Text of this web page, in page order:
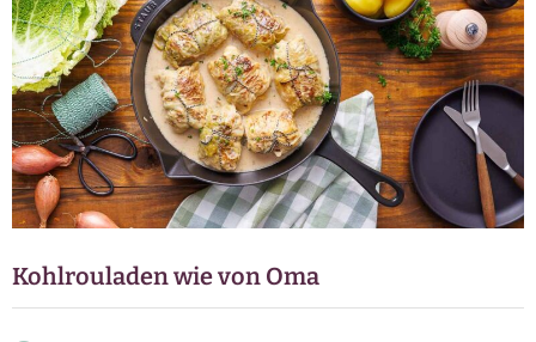
Kohlrouladen wie von Oma